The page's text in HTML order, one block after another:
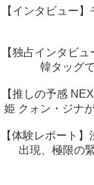
【インタビュー
【独占インタビ
韓タッグ
【推しの予感
姫 クォン・ジナ
【体験レポート
出現、極限の